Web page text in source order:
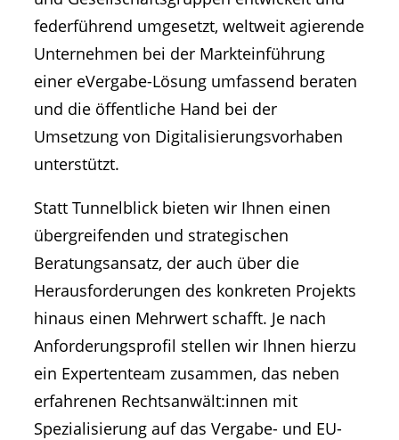
federführend umgesetzt, weltweit agierende
Unternehmen bei der Markteinführung
einer eVergabe-Lösung umfassend beraten
und die öffentliche Hand bei der
Umsetzung von Digitalisierungsvorhaben
unterstützt.
Statt Tunnelblick bieten wir Ihnen einen
übergreifenden und strategischen
Beratungsansatz, der auch über die
Herausforderungen des konkreten Projekts
hinaus einen Mehrwert schafft. Je nach
Anforderungsprofil stellen wir Ihnen hierzu
ein Expertenteam zusammen, das neben
erfahrenen Rechtsanwält:innen mit
Spezialisierung auf das Vergabe- und EU-